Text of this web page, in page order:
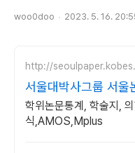
woo0doo 2023. 5. 16.
http://
서울대박사그룹 서울
학위논문통계, 학술지,
식,AMOS,Mplus